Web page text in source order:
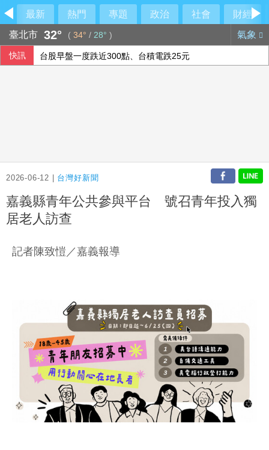
最新 熱門 專題 政治 社會
財經
臺北市 32° ( 34° / 28° ) 氣象
快訊 台股早盤一度跌近300點、台積電跌25元
2026-06-12 | 台灣好新聞
嘉義縣青年公共參與平台 號召青年投入獨
居老人訪查
記者陳致愷／嘉義報導